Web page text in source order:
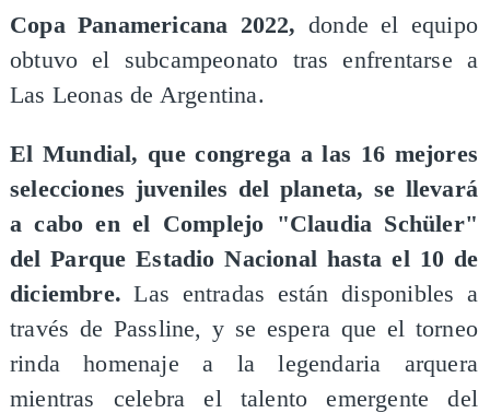
Copa Panamericana 2022, donde el equipo
obtuvo el subcampeonato tras enfrentarse a
Las Leonas de Argentina.
El Mundial, que congrega a las 16 mejores
selecciones juveniles del planeta, se llevará
a cabo en el Complejo "Claudia Schüler"
del Parque Estadio Nacional hasta el 10 de
diciembre. Las entradas están disponibles a
través de Passline, y se espera que el torneo
rinda homenaje a la legendaria arquera
mientras celebra el talento emergente del